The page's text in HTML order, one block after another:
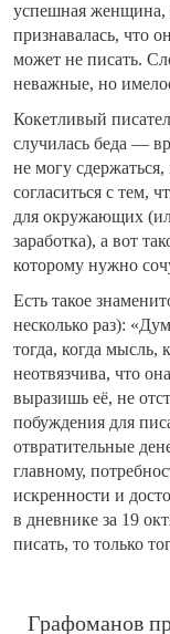
успешная женщина,
признавалась, что
может не писать.
неважные, но
Кокетливый
случилась беда —
не могу
согласиться с тем,
для окружающих
заработка), а вот
которому нужно
Есть такое
несколько раз):
тогда, когда мысль,
неотвязчива, что
выразишь её, не
побуждения для
отвратительные
главному,
искренности и
в дневнике за 19
писать, то только
Графоманов